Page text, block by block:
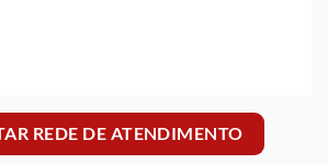
REDE DE ATENDIMENTO